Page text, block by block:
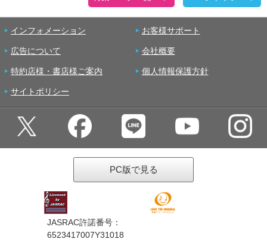
インフォメーション お客様サポート
広告について 会社概要
特約店様・書店様ご案内 個人情報保護方針
サイトポリシー
PC版で見る
JASRAC許諾番号：
6523417007Y31018